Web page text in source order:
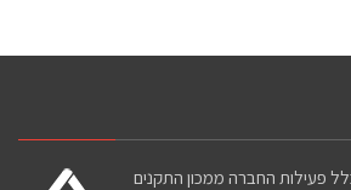
פעילות החברה ממכון התקנים